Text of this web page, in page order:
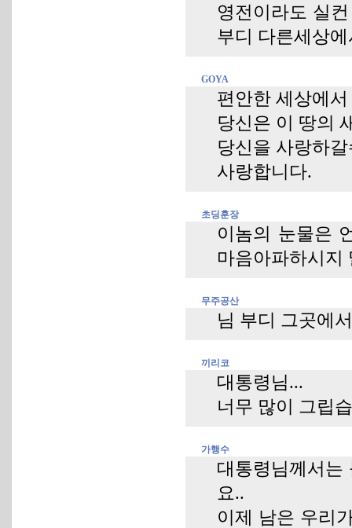
영전이라도 실
부디 다른세상
GOYA
편안한 세상에
당신은 이 땅의
당신을 사랑하
사랑합니다.
초딩훈장
이놈의 눈물은
마음아파하시지
무주공산
님 부디 그곳에
끼리코
대통령님...
너무 많이 그립
가행수
대통령님께서는
요..
이제 남은 우리